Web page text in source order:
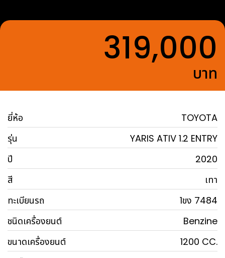
319,000
บาท
ยี่ห้อ
TOYOTA
รุ่น
YARIS ATIV 1.2 ENTRY
ปี
2020
สี
เทา
ทะเบียนรถ
1ขง 7484
ชนิดเครื่องยนต์
Benzine
ขนาดเครื่องยนต์
1200 CC.